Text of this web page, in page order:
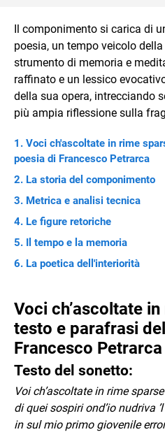
Il componimento si carica di
poesia, un tempo veicolo
strumento di memoria e
raffinato e un lessico
della sua opera, intrecciando
più ampia riflessione sulla
Voci ch'ascoltate in rime
poesia di Francesco Petrarca
La storia del componimento
Metrica e analisi tecnica
Le figure retoriche
Il tempo e la memoria
La poetica dell'interiorità
Voci ch’ascoltate
testo e parafrasi
Francesco Petrarca
Testo del sonetto:
Voi ch’ascoltate in rime
di quei sospiri ond’io nudriva
in sul mio primo giovenile